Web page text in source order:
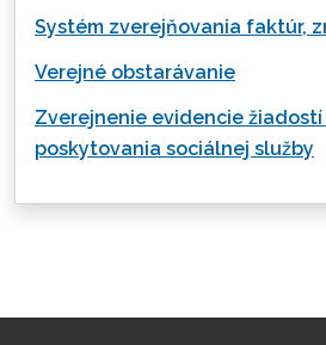
Systém zverejňovania faktúr,
Verejné obstarávanie
Zverejnenie evidencie
poskytovania sociálnej služby